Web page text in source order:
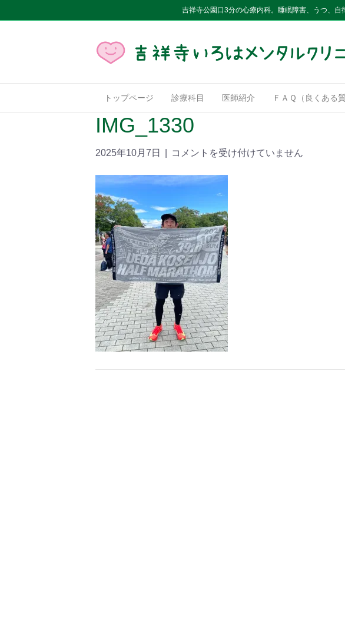
吉祥寺公園口3分の心療内科。睡眠障害、うつ、自
トップページ 診療科目 医師紹介 ＦＡＱ（良くある質
IMG_1330
2025年10月7日 コメントを受け付けていません